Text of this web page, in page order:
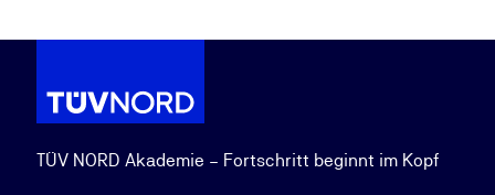
TÜV NORD Akademie – Fortschritt beginnt im Kopf